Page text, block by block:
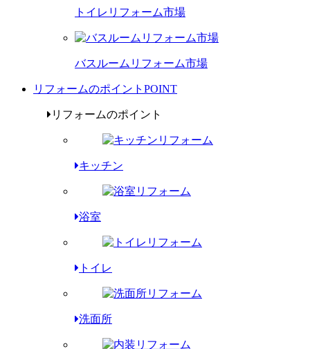
トイレリフォーム市場
バスルームリフォーム市場
リフォームのポイント POINT
リフォームのポイント
キッチン
浴室
トイレ
洗面所